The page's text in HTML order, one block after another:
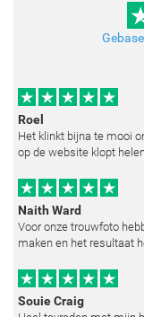
Roel
Het klinkt bijna te mooi
op de website klopt
Naith Ward
Voor onze trouwfoto
maken en het resultaat
Souie Craig